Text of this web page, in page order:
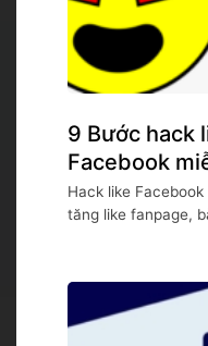
9 Bước hack
Facebook
Hack like
tăng like fanpage,